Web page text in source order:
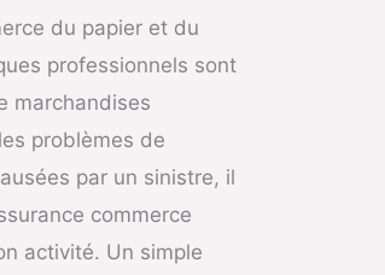
du papier et du
professionnels sont
marchandises
problèmes de
par un sinistre, il
commerce
activité. Un simple